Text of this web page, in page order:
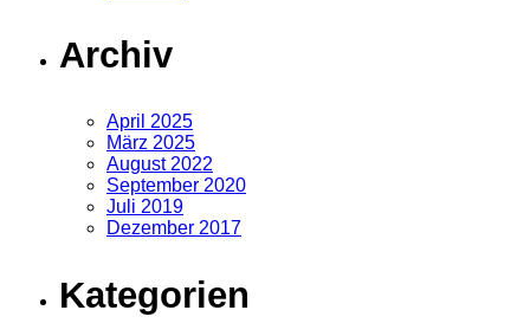
Archiv
April 2025
März 2025
August 2022
September 2020
Juli 2019
Dezember 2017
Kategorien